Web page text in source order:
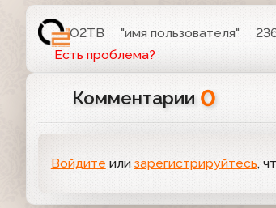
О2ТВ "имя пользователя"
Есть проблема?
Комментарии 0
Войдите или зарегистрируйтесь,